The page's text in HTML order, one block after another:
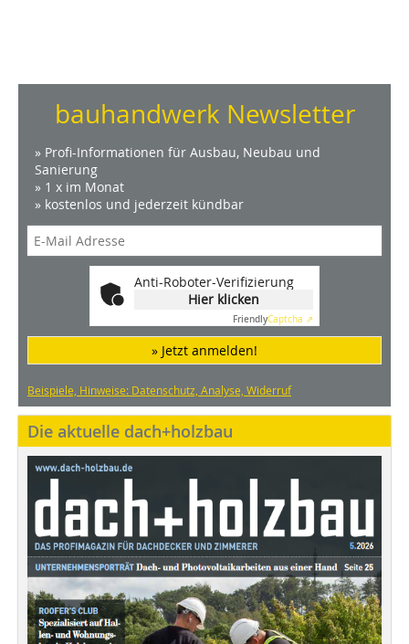
bauhandwerk Newsletter
» Profi-Informationen für Ausbau, Neubau und
Sanierung
» 1 x im Monat
» kostenlos und jederzeit kündbar
Anti-Roboter-Verifizierung
Hier klicken
FriendlyCaptcha ⇗
» Jetzt anmelden!
Beispiele, Hinweise: Datenschutz, Analyse, Widerruf
Die aktuelle dach+holzbau